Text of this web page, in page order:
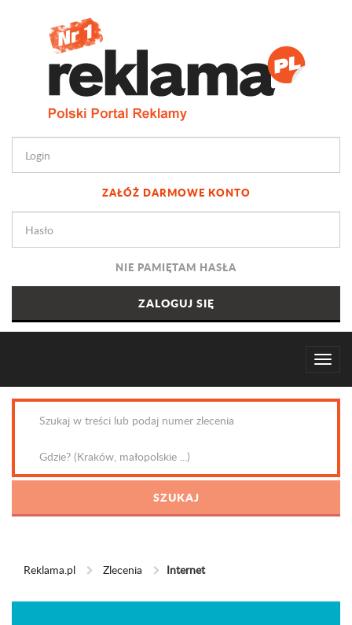
ZAŁÓŻ DARMOWE KONTO
NIE PAMIĘTAM HASŁA
Reklama.pl Zlecenia Internet